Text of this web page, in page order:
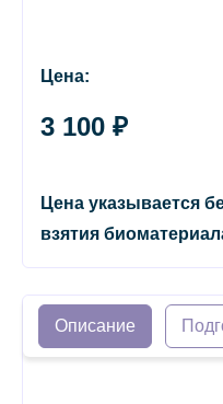
Цена:
3 100 ₽
Цена указывается
взятия
Описание